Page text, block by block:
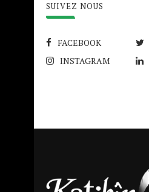
SUIVEZ NOUS
FACEBOOK
INSTAGRAM